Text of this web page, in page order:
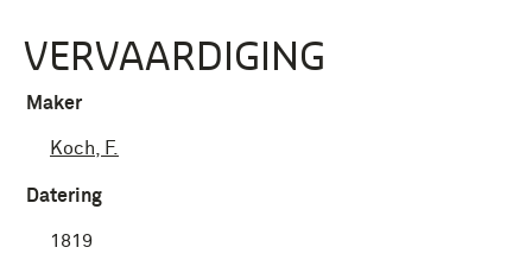
VERVAARDIGING
Maker
Koch, F.
Datering
1819